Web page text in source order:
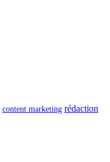
content marketing rédaction